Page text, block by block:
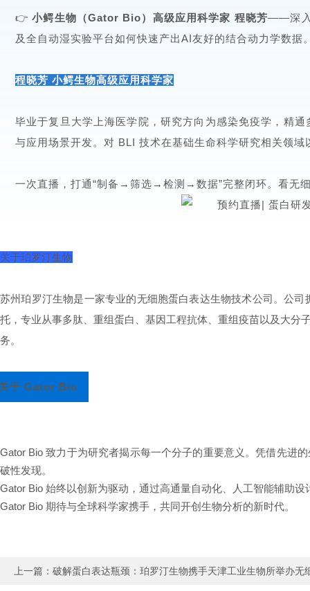
👉 小鳄生物（Gator Bio）高级应用科学家 程晓芳——深入
及全自动湿实验平台如何快速产出AI友好的结合动力学数据
程晓芳 小鳄生物高级应用科学家
毕业于复旦大学上海医学院，研究方向为感染免疫学，精
与应用场景开发。对 BLI 技术在基础生命科学研究相关领
一次直播，打通“制备→筛选→检测→数据”完整闭环。看无
关于珀罗汀生物
苏州珀罗汀生物是一家专业的无细胞蛋白表达生物技术公司。公
托，专业从事多肽、重组蛋白、基因工程抗体、重组疫苗以及大
务。
于 Gator Bio
Gator Bio 致力于为研究者揭示每一个分子的重要意义。凭借先进
破性发现。
Gator Bio 始终以创新为驱动，通过高通量自动化、人工智能辅助
Gator Bio 期待与全球科学家携手，共同开创生物分析的新时代。
上一篇： 破解蛋白表达瓶颈：珀罗汀生物携手天津工业生物所举办无